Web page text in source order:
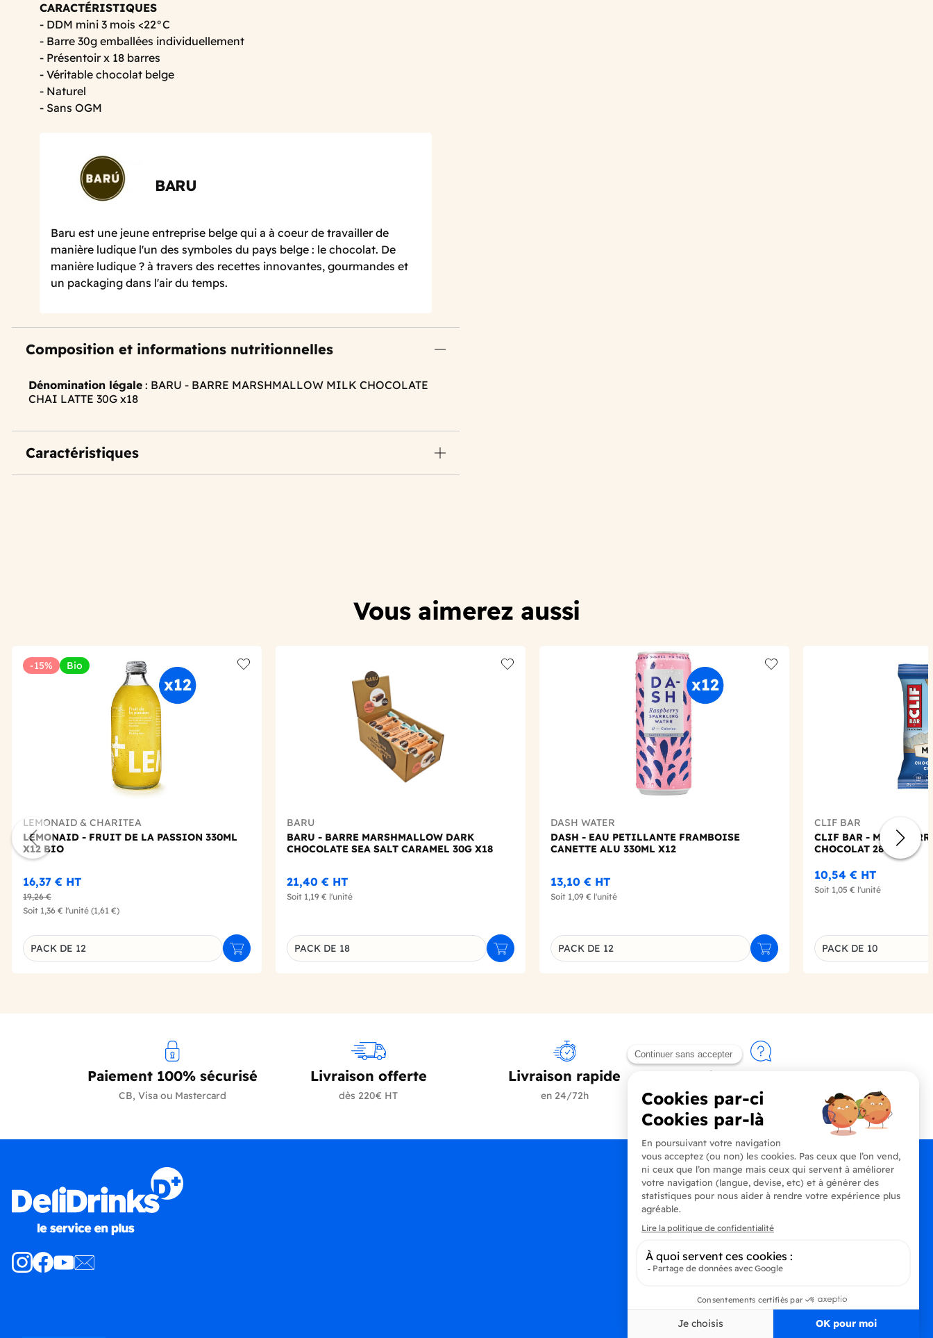
CARACTÉRISTIQUES
- DDM mini 3 mois <22°C
- Barre 30g emballées individuellement
- Présentoir x 18 barres
- Véritable chocolat belge
- Naturel
- Sans OGM
BARU
Baru est une jeune entreprise belge qui a à coeur de travailler de
manière ludique l'un des symboles du pays belge : le chocolat. De
manière ludique ? à travers des recettes innovantes, gourmandes et
un packaging dans l'air du temps.
Composition et informations nutritionnelles
Dénomination légale : BARU - BARRE MARSHMALLOW MILK CHOCOLATE
CHAI LATTE 30G x18
Caractéristiques
Vous aimerez aussi
-15% Bio
LEMONAID & CHARITEA
LEMONAID - FRUIT DE LA PASSION 330ML
X12 BIO
16,37 € HT
19,26 €
Soit 1,36 € l'unité (1,61 €)
Déclinaison du produit
PACK DE 12 Ajouter au panier
BARU
BARU - BARRE MARSHMALLOW DARK
CHOCOLATE SEA SALT CARAMEL 30G X18
21,40 € HT
Soit 1,19 € l'unité
Déclinaison du produit
PACK DE 18 Ajouter au panier
DASH WATER
DASH - EAU PETILLANTE FRAMBOISE
CANETTE ALU 330ML X12
13,10 € HT
Soit 1,09 € l'unité
Déclinaison du produit
PACK DE 12 Ajouter au panier
CLIF BAR
CLIF BAR - MINI
CHOCOLAT 28G X10
10,54 € HT
Soit 1,05 € l'unité
Déclinaison du produit
PACK DE 10
Paiement 100% sécurisé
CB, Visa ou Mastercard
Livraison offerte
dès 220€ HT
Livraison rapide
en 24/72h
Contactez-nous
+33 (0)4 90 91 20 80